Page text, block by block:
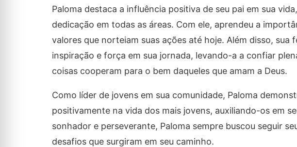
Paloma destaca a influência positiva de seu pai em sua
dedicação em todas as áreas. Com ele, aprendeu a
valores que norteiam suas ações até hoje. Além disso,
inspiração e força em sua jornada, levando-a a confiar
coisas cooperam para o bem daqueles que amam a Deus.
Como líder de jovens em sua comunidade, Paloma
positivamente na vida dos mais jovens, auxiliando-os em
sonhador e perseverante, Paloma sempre buscou seguir
desafios que surgiram em seu caminho.